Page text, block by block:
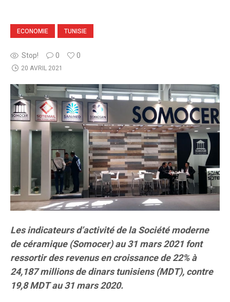
ECONOMIE TUNISIE
Stop! 0 0
20 AVRIL 2021
Les indicateurs d’activité de la Société moderne
de céramique (Somocer) au 31 mars 2021 font
ressortir des revenus en croissance de 22% à
24,187 millions de dinars tunisiens (MDT), contre
19,8 MDT au 31 mars 2020.